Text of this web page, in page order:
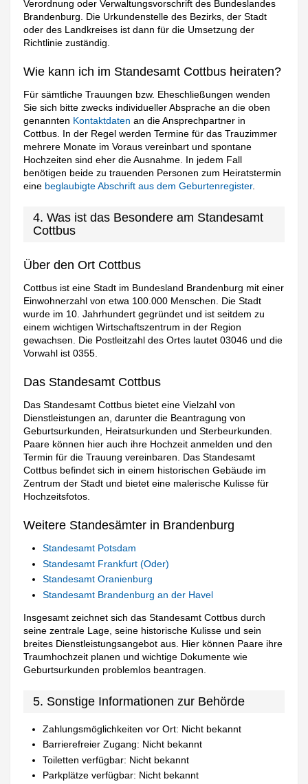
Verordnung oder Verwaltungsvorschrift des Bundeslandes
Brandenburg. Die Urkundenstelle des Bezirks, der Stadt
oder des Landkreises ist dann für die Umsetzung der
Richtlinie zuständig.
Wie kann ich im Standesamt Cottbus heiraten?
Für sämtliche Trauungen bzw. Eheschließungen wenden
Sie sich bitte zwecks individueller Absprache an die oben
genannten Kontaktdaten an die Ansprechpartner in
Cottbus. In der Regel werden Termine für das Trauzimmer
mehrere Monate im Voraus vereinbart und spontane
Hochzeiten sind eher die Ausnahme. In jedem Fall
benötigen beide zu trauenden Personen zum Heiratstermin
eine beglaubigte Abschrift aus dem Geburtenregister.
4. Was ist das Besondere am Standesamt
Cottbus
Über den Ort Cottbus
Cottbus ist eine Stadt im Bundesland Brandenburg mit einer
Einwohnerzahl von etwa 100.000 Menschen. Die Stadt
wurde im 10. Jahrhundert gegründet und ist seitdem zu
einem wichtigen Wirtschaftszentrum in der Region
gewachsen. Die Postleitzahl des Ortes lautet 03046 und die
Vorwahl ist 0355.
Das Standesamt Cottbus
Das Standesamt Cottbus bietet eine Vielzahl von
Dienstleistungen an, darunter die Beantragung von
Geburtsurkunden, Heiratsurkunden und Sterbeurkunden.
Paare können hier auch ihre Hochzeit anmelden und den
Termin für die Trauung vereinbaren. Das Standesamt
Cottbus befindet sich in einem historischen Gebäude im
Zentrum der Stadt und bietet eine malerische Kulisse für
Hochzeitsfotos.
Weitere Standesämter in Brandenburg
Standesamt Potsdam
Standesamt Frankfurt (Oder)
Standesamt Oranienburg
Standesamt Brandenburg an der Havel
Insgesamt zeichnet sich das Standesamt Cottbus durch
seine zentrale Lage, seine historische Kulisse und sein
breites Dienstleistungsangebot aus. Hier können Paare ihre
Traumhochzeit planen und wichtige Dokumente wie
Geburtsurkunden problemlos beantragen.
5. Sonstige Informationen zur Behörde
Zahlungsmöglichkeiten vor Ort: Nicht bekannt
Barrierefreier Zugang: Nicht bekannt
Toiletten verfügbar: Nicht bekannt
Parkplätze verfügbar: Nicht bekannt